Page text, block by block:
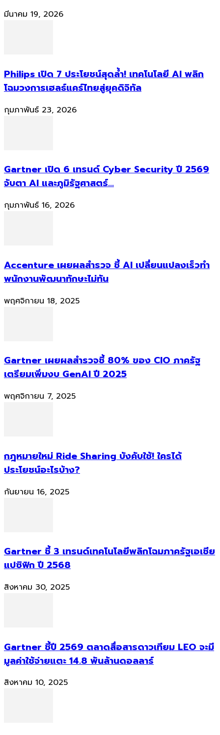
มีนาคม 19, 2026
Philips เปิด 7 ประโยชน์สุดล้ำ! เทคโนโลยี AI พลิก
โฉมวงการเฮลธ์แคร์ไทยสู่ยุคดิจิทัล
กุมภาพันธ์ 23, 2026
Gartner เปิด 6 เทรนด์ Cyber Security ปี 2569
จับตา AI และภูมิรัฐศาสตร์...
กุมภาพันธ์ 16, 2026
Accenture เผยผลสำรวจ ชี้ AI เปลี่ยนแปลงเร็วทำ
พนักงานพัฒนาทักษะไม่ทัน
พฤศจิกายน 18, 2025
Gartner เผยผลสำรวจชี้ 80% ของ CIO ภาครัฐ
เตรียมเพิ่มงบ GenAI ปี 2025
พฤศจิกายน 7, 2025
กฎหมายใหม่ Ride Sharing บังคับใช้! ใครได้
ประโยชน์อะไรบ้าง?
กันยายน 16, 2025
Gartner ชี้ 3 เทรนด์เทคโนโลยีพลิกโฉมภาครัฐเอเชีย
แปซิฟิก ปี 2568
สิงหาคม 30, 2025
Gartner ชี้ปี 2569 ตลาดสื่อสารดาวเทียม LEO จะมี
มูลค่าใช้จ่ายแตะ 14.8 พันล้านดอลลาร์
สิงหาคม 10, 2025